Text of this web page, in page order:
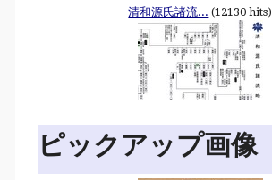
清和源氏諸流... (12130 hits)
ピックアップ画像